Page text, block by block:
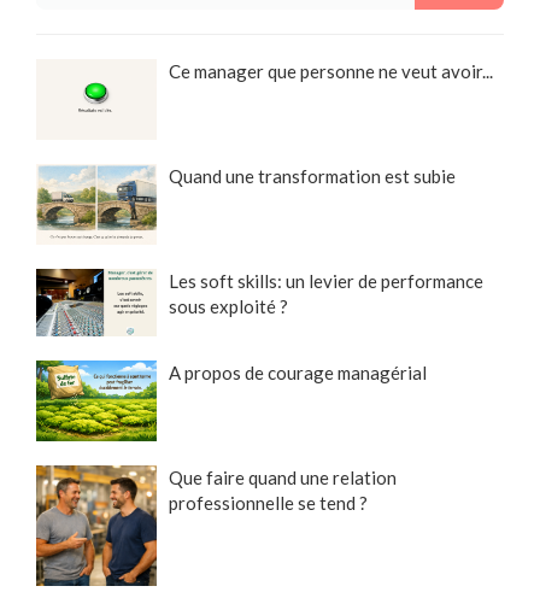
Ce manager que personne ne veut avoir...
Quand une transformation est subie
Les soft skills: un levier de performance
sous exploité ?
A propos de courage managérial
Que faire quand une relation
professionnelle se tend ?